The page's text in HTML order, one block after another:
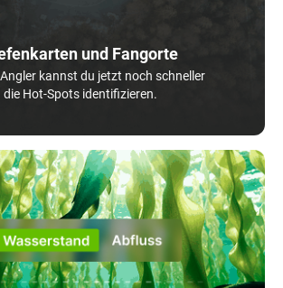
und Fangorte
kannst du jetzt noch schneller
die Hot-Spots identifizieren.